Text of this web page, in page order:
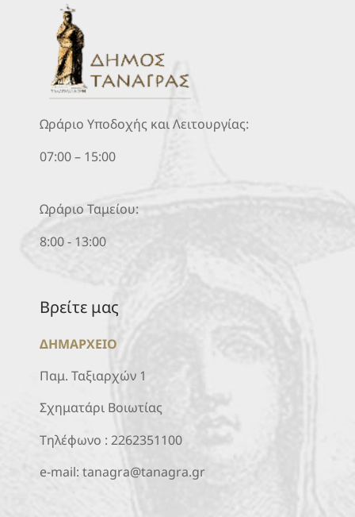
Ωράριο Υποδοχής και Λειτουργίας:
07:00 – 15:00
Ωράριο Ταμείου:
8:00 - 13:00
Βρείτε μας
ΔΗΜΑΡΧΕΙΟ
Παμ. Ταξιαρχών 1
Σχηματάρι Βοιωτίας
Τηλέφωνο : 2262351100
e-mail: tanagra@tanagra.gr